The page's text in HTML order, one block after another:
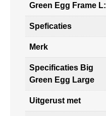
Green Egg Frame L:
Speficaties
Merk
Specificaties Big
Green Egg Large
Uitgerust met